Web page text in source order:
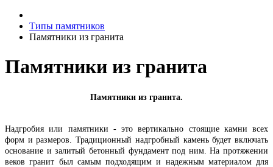
Типы памятников
Памятники из гранита
Памятники из гранита
Памятники из гранита.
Надгробия или памятники - это вертикально стоящие камни всех
форм и размеров. Традиционный надгробный камень будет включать
основание и залитый бетонный фундамент под ним. На протяжении
веков гранит был самым подходящим и надежным материалом для